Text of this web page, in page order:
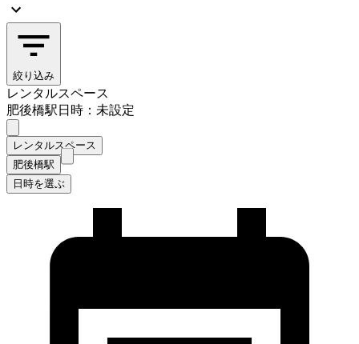
絞り込み
レンタルスペース
肥後橋駅日時：未設定
レンタルスペース
肥後橋駅
日時を選ぶ